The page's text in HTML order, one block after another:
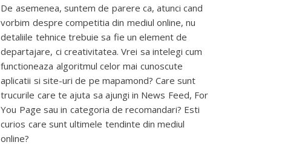
De asemenea, suntem de parere ca, atunci cand
vorbim despre competitia din mediul online, nu
detaliile tehnice trebuie sa fie un element de
departajare, ci creativitatea. Vrei sa intelegi cum
functioneaza algoritmul celor mai cunoscute
aplicatii si site-uri de pe mapamond? Care sunt
trucurile care te ajuta sa ajungi in News Feed, For
You Page sau in categoria de recomandari? Esti
curios care sunt ultimele tendinte din mediul
online?